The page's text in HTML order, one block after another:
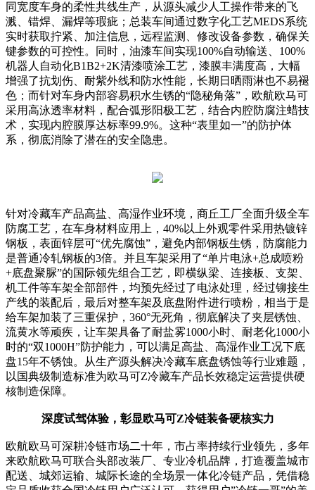
同宽度车身的柔性共线生产，从源头减少人工操作带来的飞
溅、错焊、漏焊等瑕疵；总装车间通过数字化工艺MEDS系统
实时获取拧紧、加注信息，远程监测、修改设备参数，确保关
键参数的可控性。同时，油漆车间实现100%自动输送、100%
机器人自动化B1B2+2K清漆喷涂工艺，漆膜丰满度高，大幅
增强了抗划伤、耐紫外线和防水性能，长期日晒雨淋也不易褪
色；而针对车身内部容易积水生锈的“隐秘角落”，欧航欧马可
采用高泳透率材料，配合弧形阳极工艺，结合内腔防腐注蜡技
术，实现内腔膜厚达标率99.9%。这种“表里如一”的防护体
系，彻底消除了潜在的安全隐患。
针对冷藏车产品高盐、高湿作业环境，商丘工厂全面升级全车
防腐工艺，在车身材料应用上，40%以上外观零件采用热镀锌
钢板，表面锌层可“优先腐蚀”，避免内部钢板生锈，防腐能力
是普通冷轧钢板的3倍。并且车架采用了“单片电泳+总成喷粉
+底盘聚脲”的国际领先组合工艺，即横纵梁、连接板、支架、
机工件等车架全部部件，均预先经过了电泳处理，经过铆接生
产线的装配后，最后对整车架及底盘附件进行喷粉，相当于是
给车架加装了三重保护，360°无死角，彻底解决了夹层锈蚀、
流黄水等顽疾，让车架具备了耐盐雾1000小时、耐老化1000小
时的“双1000H”防护能力，可以满足高盐、高湿作业工况下底
盘15年不锈蚀。从生产源头解决冷藏车底盘锈蚀等行业难题，
以国典级制造标准为欧马可Z冷藏车产品长效稳定运营提供硬
核制造保障。
深度试驾体验，彰显欧马可Z冷链装备硬核实力
欧航欧马可深耕冷链市场二十年，市占率持续行业领先，多年
来欧航欧马可联合头部改装厂、专业冷机品牌，打造覆盖城市
配送、城郊运输、城际长途的全场景一体化冷链产品，凭借稳